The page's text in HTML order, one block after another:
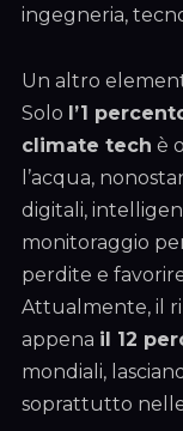
ingegneria,
Un altro
Solo l’1
climate tech è
l’acqua,
digitali,
monitoraggio
perdite e
Attualmente, il
appena il 12
mondiali,
soprattutto